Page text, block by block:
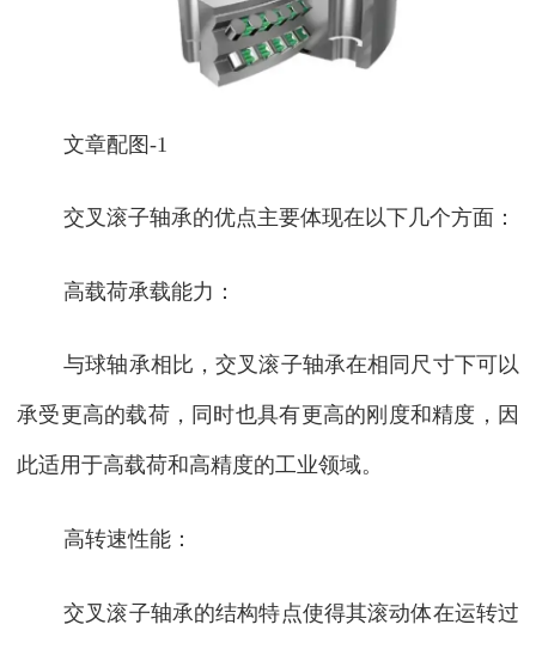
文章配图-1
交叉滚子轴承的优点主要体现在以下几个方面：
高载荷承载能力：
与球轴承相比，交叉滚子轴承在相同尺寸下可以
承受更高的载荷，同时也具有更高的刚度和精度，因
此适用于高载荷和高精度的工业领域。
高转速性能：
交叉滚子轴承的结构特点使得其滚动体在运转过